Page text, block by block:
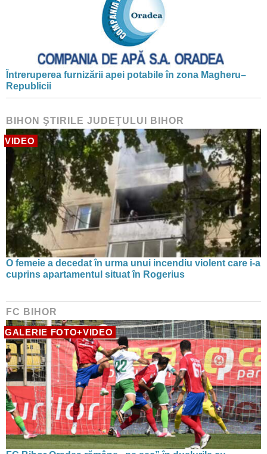
Întreruperea furnizării apei potabile în zona Magheru–
Republicii
BIHON ŞTIRILE JUDEŢULUI BIHOR
VIDEO
O femeie a decedat în urma unui incendiu violent care i-a
cuprins apartamentul situat în Rogerius
FC BIHOR
GALERIE FOTO+VIDEO